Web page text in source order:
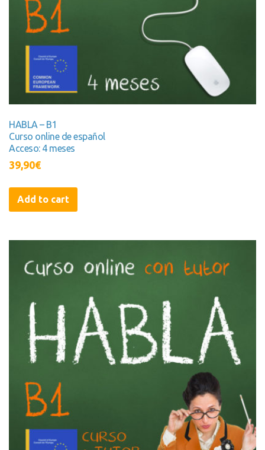
HABLA – B1
Curso online de español
Acceso: 4 meses
39,90€
Add to cart